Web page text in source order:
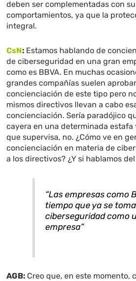
deben ser complementadas con
comportamientos, ya que la
integral.
CsN: Estamos hablando de
de ciberseguridad en una gran
como es BBVA. En muchas
grandes compañías suelen
concienciación de este tipo pero
mismos directivos llevan a cabo
concienciación. Sería paradójico
cayera en una determinada estafa
que supervisa, no. ¿Cómo ve en
concienciación en materia de
a los directivos? ¿Y si hablamos
“Las empresas como
tiempo que ya se
ciberseguridad como
empresa”
AGB: Creo que, en este momento,